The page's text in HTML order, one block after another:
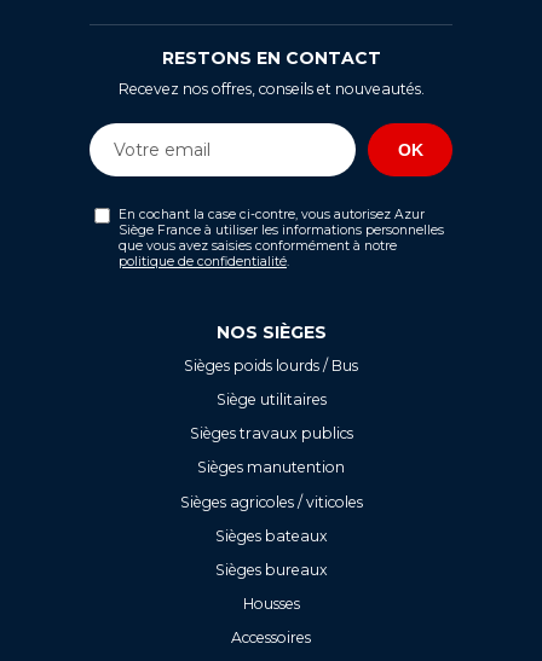
RESTONS EN CONTACT
Recevez nos offres, conseils et nouveautés.
En cochant la case ci-contre, vous autorisez Azur
Siège France à utiliser les informations personnelles
que vous avez saisies conformément à notre
politique de confidentialité.
NOS SIÈGES
Sièges poids lourds / Bus
Siège utilitaires
Sièges travaux publics
Sièges manutention
Sièges agricoles / viticoles
Sièges bateaux
Sièges bureaux
Housses
Accessoires